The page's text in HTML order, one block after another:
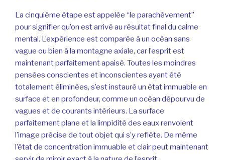
La cinquième étape est appelée “le parachèvement”
pour signifier qu’on est arrivé au résultat final du calme
mental. L’expérience est comparée à un océan sans
vague ou bien à la montagne axiale, car l’esprit est
maintenant parfaitement apaisé. Toutes les moindres
pensées conscientes et inconscientes ayant été
totalement éliminées, s’est instauré un état immuable en
surface et en profondeur, comme un océan dépourvu de
vagues et de courants intérieurs. La surface
parfaitement plane et la limpidité des eaux renvoient
l’image précise de tout objet qui s’y reflète. De même
l’état de concentration immuable et clair peut maintenant